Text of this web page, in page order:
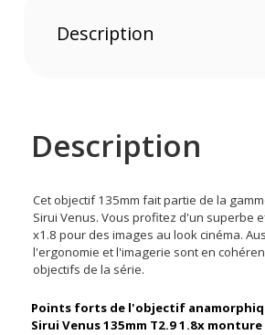
Description
Description
Cet objectif 135mm fait partie de la
Sirui Venus. Vous profitez d'un superbe
x1.8 pour des images au look cinéma.
l'ergonomie et l'imagerie sont en
objectifs de la série.
Points forts de l'objectif
Sirui Venus 135mm T2.9 1.8x monture